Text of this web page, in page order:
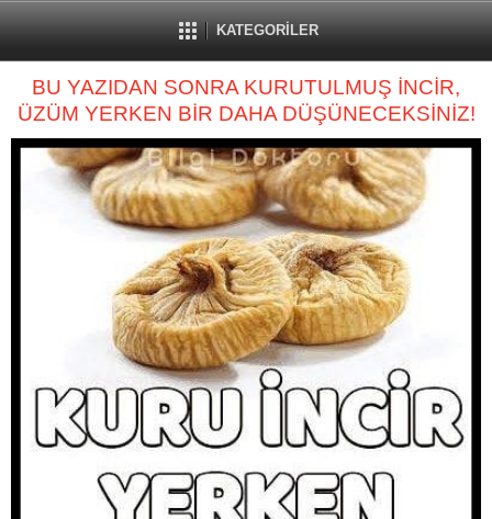
KATEGORİLER
BU YAZIDAN SONRA KURUTULMUŞ İNCİR,
ÜZÜM YERKEN BİR DAHA DÜŞÜNECEKSİNİZ!